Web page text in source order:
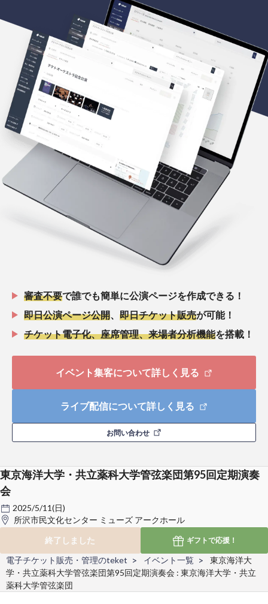
審査不要で誰でも簡単に公演ページを作成できる！
即日公演ページ公開
即日チケット販売が可能！
チケット電子化、座席管理、来場者分析機能を搭載！
イベント集客について詳しく見る
ライブ配信について詳しく見る
お問い合わせ
東京海洋大学・共立薬科大学管弦楽団第95回定期演奏
会
2025/5/11(日)
所沢市民文化センター ミューズ アークホール
終了しました
ギフトで応援！
電子チケット販売・管理のteket イベント一覧
東京海洋大
学・共立薬科大学管弦楽団第95回定期演奏会 : 東京海洋大学・共立
薬科大学管弦楽団